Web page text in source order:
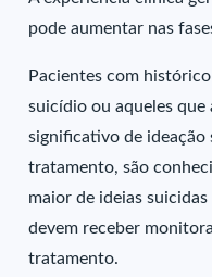
pode aumentar nas
Pacientes com
suicídio ou aqueles que
significativo de ideação
tratamento, são
maior de ideias
devem receber
tratamento.